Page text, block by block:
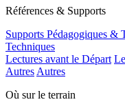
Références & Supports
Supports Pédagogiques &
Techniques
Lectures avant le Départ
Autres Autres
Où sur le terrain